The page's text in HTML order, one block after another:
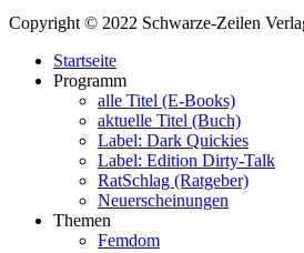
Copyright © 2022 Schwarze-Zeilen
Startseite
Programm
alle Titel (E-Books)
aktuelle Titel (Buch)
Label: Dark Quickies
Label: Edition Dirty-Talk
RatSchlag (Ratgeber)
Neuerscheinungen
Themen
Femdom